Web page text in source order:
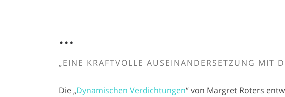
…
„EINE KRAFTVOLLE AUSEINANDERSETZUNG
Die „Dynamischen Verdichtungen“ von Margret Roters